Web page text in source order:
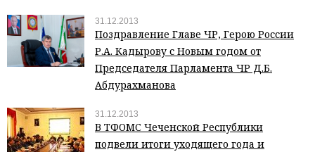
31.12.2013
Поздравление Главе ЧР, Герою России
Р.А. Кадырову с Новым годом от
Председателя Парламента ЧР Д.Б.
Абдурахманова
31.12.2013
В ТФОМС Чеченской Республики
подвели итоги уходящего года и